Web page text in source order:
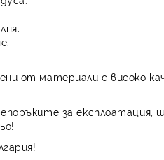
от материали с високо
за експлоатация,